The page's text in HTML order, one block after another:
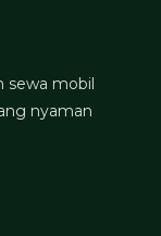
sewa mobil
nyaman